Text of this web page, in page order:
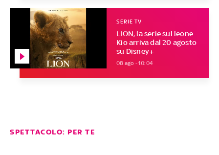
LION, la serie sul leone
Kio arriva dal 20 agosto
su Disney+
SERIE TV
08 ago - 10:04
SPETTACOLO: PER TE